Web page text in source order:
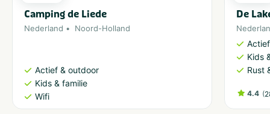
VeBON gecertificeerd
Ja
Activiteiten
Overig
Games
Camping de Liede
Nederland Noord-Holland
Actief & outdoor
Kids & familie
Wifi
De
Kids
Rust
4.4 (